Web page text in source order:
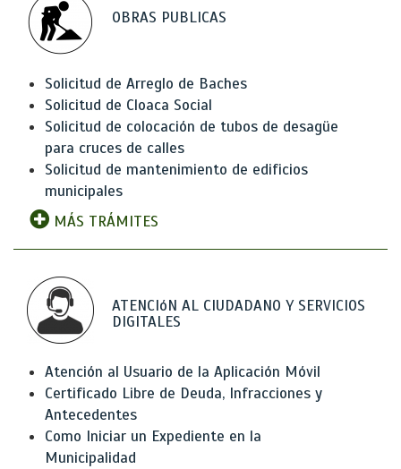
OBRAS PUBLICAS
Solicitud de Arreglo de Baches
Solicitud de Cloaca Social
Solicitud de colocación de tubos de desagüe
para cruces de calles
Solicitud de mantenimiento de edificios
municipales
MÁS TRÁMITES
ATENCIóN AL CIUDADANO Y SERVICIOS
DIGITALES
Atención al Usuario de la Aplicación Móvil
Certificado Libre de Deuda, Infracciones y
Antecedentes
Como Iniciar un Expediente en la
Municipalidad